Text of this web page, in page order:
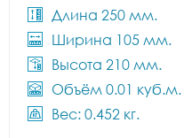
Длина 250 мм.
Ширина 105 мм.
Высота 210 мм.
Объём 0.01 куб.м.
Вес: 0.452 кг.